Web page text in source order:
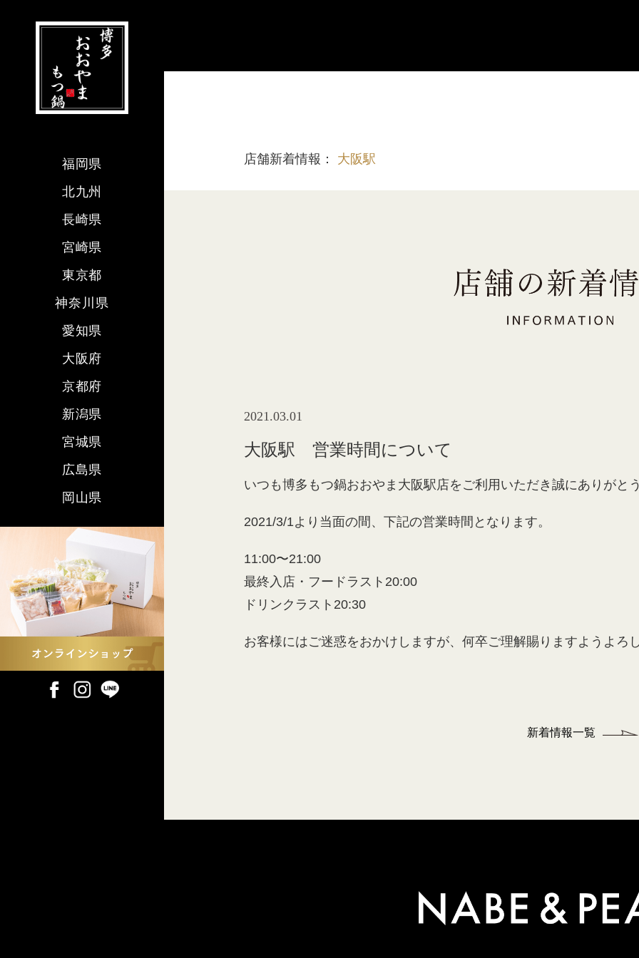
店舗新着情報： 大阪駅
2021.03.01
大阪駅 営業時間について
いつも博多もつ鍋おおやま大阪駅店をご利用いただき誠にありがと
2021/3/1より当面の間、下記の営業時間となります。
11:00〜21:00
最終入店・フードラスト20:00
ドリンクラスト20:30
お客様にはご迷惑をおかけしますが、何卒ご理解賜りますようよろ
新着情報一覧
福岡県
北九州
長崎県
宮崎県
東京都
神奈川県
愛知県
大阪府
京都府
新潟県
宮城県
広島県
岡山県